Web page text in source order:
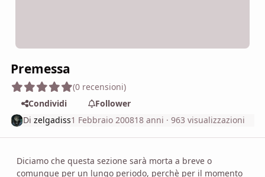
Premessa
(0 recensioni)
Condividi
Follower
Dizelgadiss1 Febbraio 200818 anni · 963 visualizzazioni
Diciamo che questa sezione sarà morta a breve o
comunque per un lungo periodo, perchè per il momento